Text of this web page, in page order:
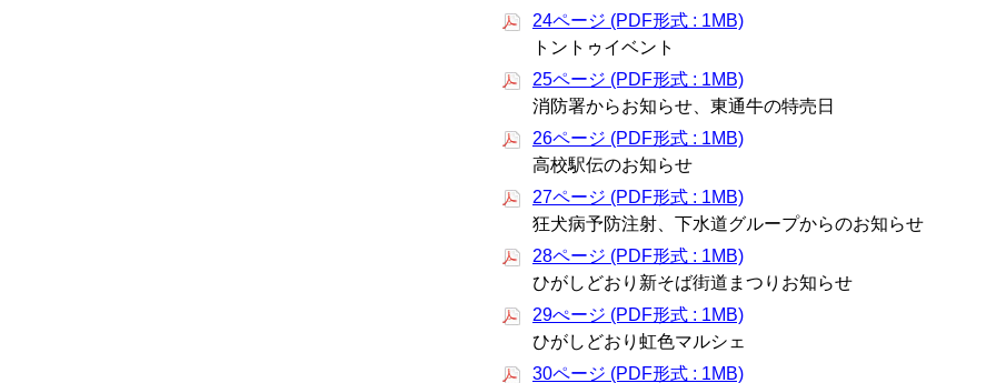
24ページ (PDF形式 : 1MB)
トントゥイベント
25ページ (PDF形式 : 1MB)
消防署からお知らせ、東通牛の特売日
26ページ (PDF形式 : 1MB)
高校駅伝のお知らせ
27ページ (PDF形式 : 1MB)
狂犬病予防注射、下水道グループからのお知らせ
28ページ (PDF形式 : 1MB)
ひがしどおり新そば街道まつりお知らせ
29ぺージ (PDF形式 : 1MB)
ひがしどおり虹色マルシェ
30ページ (PDF形式 : 1MB)